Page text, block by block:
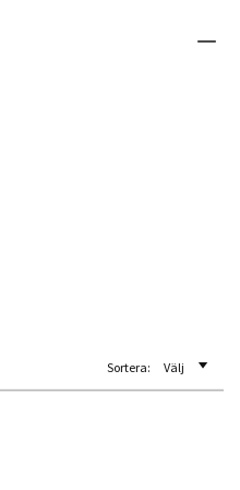
Sortera: Välj